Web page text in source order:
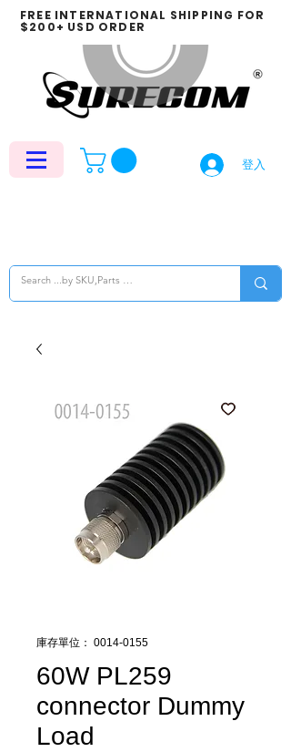
登入
FREE INTERNATIONAL SHIPPING FOR
$200+ USD ORDER
庫存單位： 0014-0155
60W PL259
connector Dummy
Load